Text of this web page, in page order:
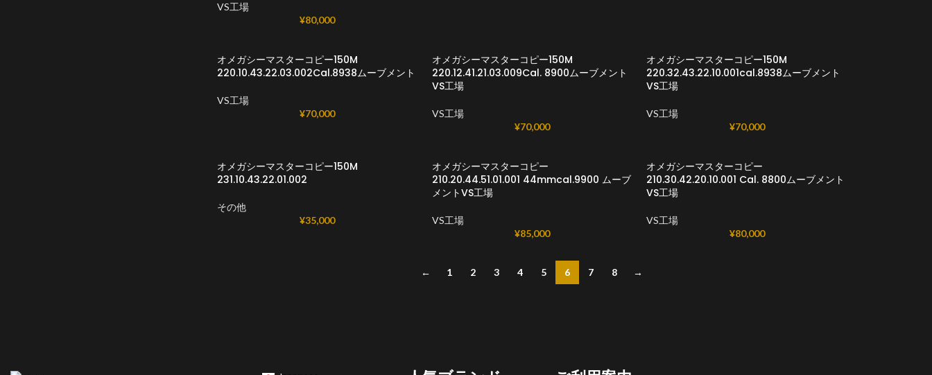
VS工場
¥80,000
オメガシーマスターコピー150M
220.10.43.22.03.002Cal.8938ムーブメント
VS工場
¥70,000
オメガシーマスターコピー150M
220.12.41.21.03.009Cal. 8900ムーブメント
VS工場
VS工場
¥70,000
オメガシーマスターコピー150M
220.32.43.22.10.001cal.8938ムーブメント
VS工場
VS工場
¥70,000
オメガシーマスターコピー150 M
231.10.43.22.01.002
その他
¥35,000
オメガシーマスターコピー
210.20.44.51.01.001 44mmcal.9900 ムーブ
メントVS工場
VS工場
¥85,000
オメガシーマスターコピー
210.30.42.20.10.001 Cal. 8800ムーブメント
VS工場
VS工場
¥80,000
← 1 2 3 4 5 6 7 8 →